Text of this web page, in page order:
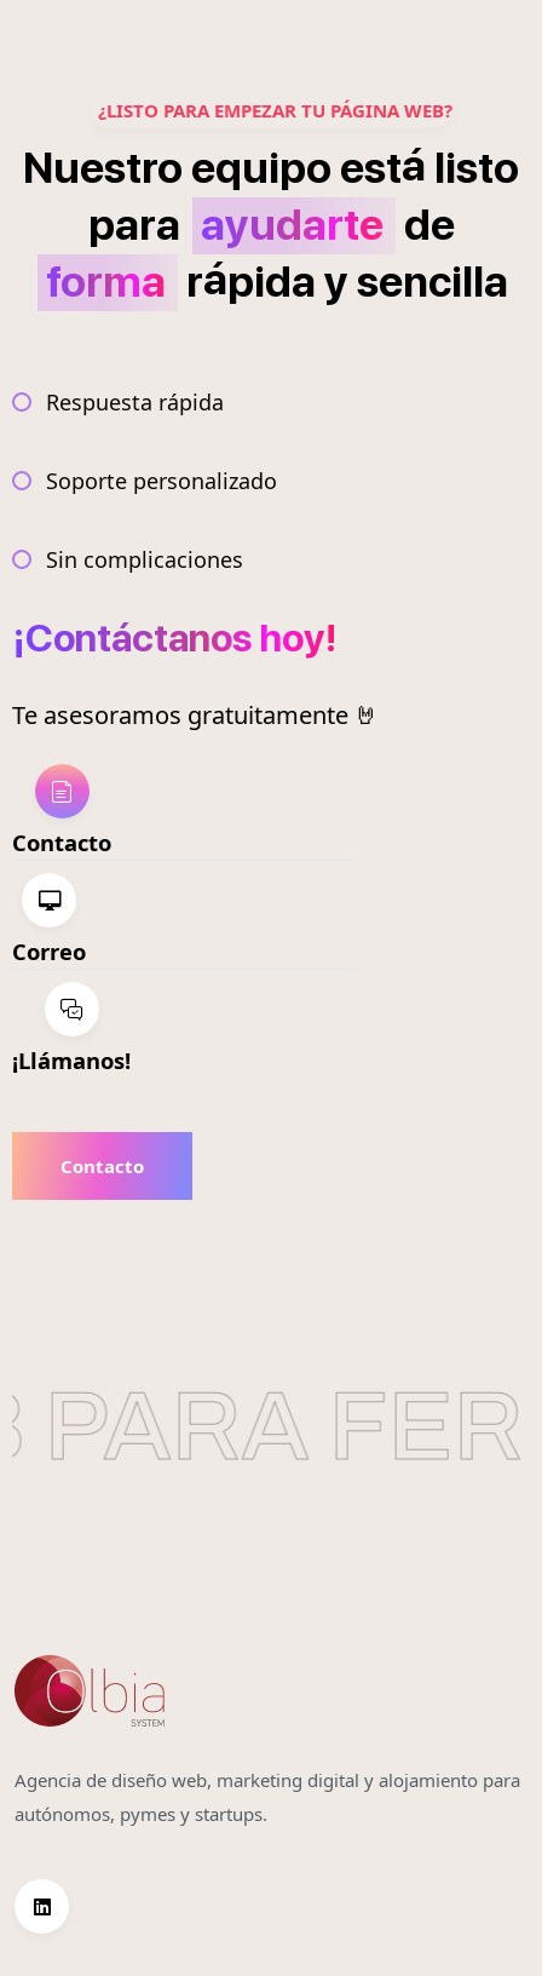
¿LISTO PARA EMPEZAR TU PÁGINA WEB?
Nuestro equipo está listo
para ayudarte de
forma rápidaysencilla
Respuesta rápida
Soporte personalizado
Sin complicaciones
¡Contáctanos hoy!
Te asesoramos gratuitamente 🤘
Contacto
Correo
¡Llámanos!
Contacto
Agencia de diseño web, marketing digital y alojamiento para
autónomos, pymes y startups.